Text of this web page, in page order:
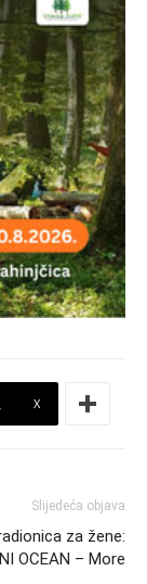
X
Slijedeća objava
za žene:
OCEAN – More